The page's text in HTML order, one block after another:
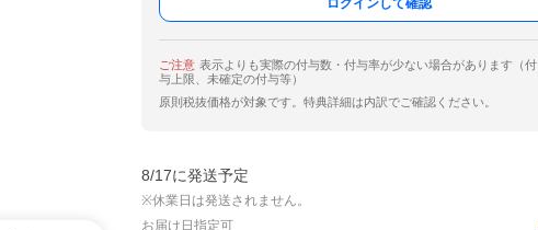
ログインして確認
ご注意 表示よりも実際の付与数・付与率が少ない場合があります（付
与上限、未確定の付与等）
原則税抜価格が対象です。特典詳細は内訳でご確認ください。
8/17に発送予定
※休業日は発送されません。
お届け日指定可